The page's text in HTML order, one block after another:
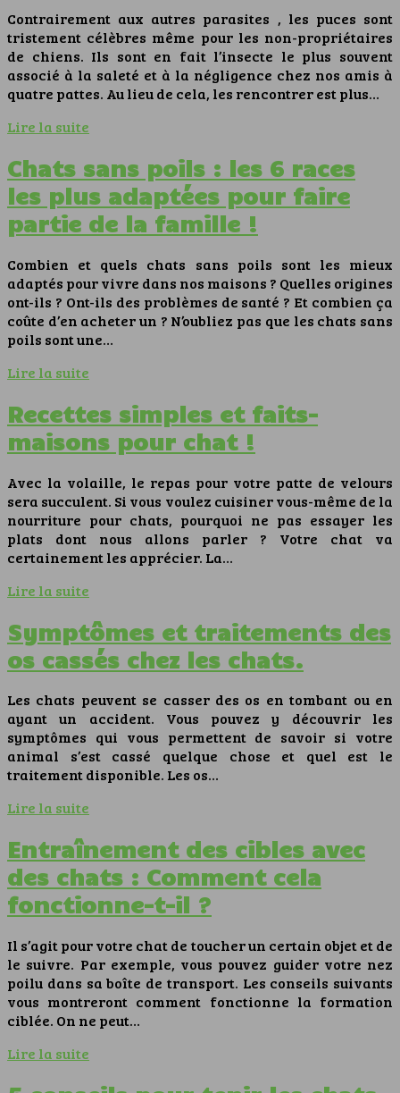
Contrairement aux autres parasites , les puces sont
tristement célèbres même pour les non-propriétaires
de chiens. Ils sont en fait l’insecte le plus souvent
associé à la saleté et à la négligence chez nos amis à
quatre pattes. Au lieu de cela, les rencontrer est plus…
Lire la suite
Chats sans poils : les 6 races
les plus adaptées pour faire
partie de la famille !
Combien et quels chats sans poils sont les mieux
adaptés pour vivre dans nos maisons ? Quelles origines
ont-ils ? Ont-ils des problèmes de santé ? Et combien ça
coûte d’en acheter un ? N’oubliez pas que les chats sans
poils sont une…
Lire la suite
Recettes simples et faits-
maisons pour chat !
Avec la volaille, le repas pour votre patte de velours
sera succulent. Si vous voulez cuisiner vous-même de la
nourriture pour chats, pourquoi ne pas essayer les
plats dont nous allons parler ? Votre chat va
certainement les apprécier. La…
Lire la suite
Symptômes et traitements des
os cassés chez les chats.
Les chats peuvent se casser des os en tombant ou en
ayant un accident. Vous pouvez y découvrir les
symptômes qui vous permettent de savoir si votre
animal s’est cassé quelque chose et quel est le
traitement disponible. Les os…
Lire la suite
Entraînement des cibles avec
des chats : Comment cela
fonctionne-t-il ?
Il s’agit pour votre chat de toucher un certain objet et de
le suivre. Par exemple, vous pouvez guider votre nez
poilu dans sa boîte de transport. Les conseils suivants
vous montreront comment fonctionne la formation
ciblée. On ne peut…
Lire la suite